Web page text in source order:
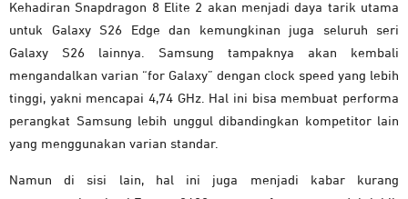
Kehadiran Snapdragon 8 Elite 2 akan menjadi daya tarik utama
untuk Galaxy S26 Edge dan kemungkinan juga seluruh seri
Galaxy S26 lainnya. Samsung tampaknya akan kembali
mengandalkan varian “for Galaxy” dengan clock speed yang lebih
tinggi, yakni mencapai 4,74 GHz. Hal ini bisa membuat performa
perangkat Samsung lebih unggul dibandingkan kompetitor lain
yang menggunakan varian standar.
Namun di sisi lain, hal ini juga menjadi kabar kurang